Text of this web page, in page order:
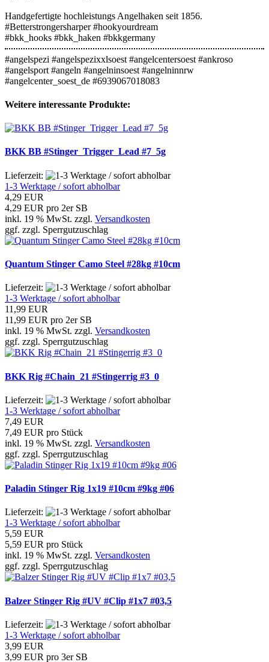
Handgefertigte hochleistungs Angelhaken seit 1856.
#Betterstrongersharper #hookyourdream
#bkk_hooks #bkk_haken #bkkgermany
#angelspezi #angelspezixxlsoest #angelcentersoest #ankroso
#angelsport #angeln #angelninsoest #angelninnrw
#angelcenter_soest_de #6939067018083
Weitere interessante Produkte:
BKK BB #Stinger_Trigger_Lead #7_5g
Lieferzeit:
1-3 Werktage / sofort abholbar
4,29 EUR
4,29 EUR pro 2er SB
inkl. 19 % MwSt. zzgl. Versandkosten
ggf. zzgl. Sperrgutzuschlag
Quantum Stinger Camo Steel #28kg #10cm
Lieferzeit:
1-3 Werktage / sofort abholbar
11,99 EUR
11,99 EUR pro 2er SB
inkl. 19 % MwSt. zzgl. Versandkosten
ggf. zzgl. Sperrgutzuschlag
BKK Rig #Chain_21 #Stingerrig #3_0
Lieferzeit:
1-3 Werktage / sofort abholbar
7,49 EUR
7,49 EUR pro Stück
inkl. 19 % MwSt. zzgl. Versandkosten
ggf. zzgl. Sperrgutzuschlag
Paladin Stinger Rig 1x19 #10cm #9kg #06
Lieferzeit:
1-3 Werktage / sofort abholbar
5,59 EUR
5,59 EUR pro Stück
inkl. 19 % MwSt. zzgl. Versandkosten
ggf. zzgl. Sperrgutzuschlag
Balzer Stinger Rig #UV #Clip #1x7 #03,5
Lieferzeit:
1-3 Werktage / sofort abholbar
3,99 EUR
3,99 EUR pro 3er SB